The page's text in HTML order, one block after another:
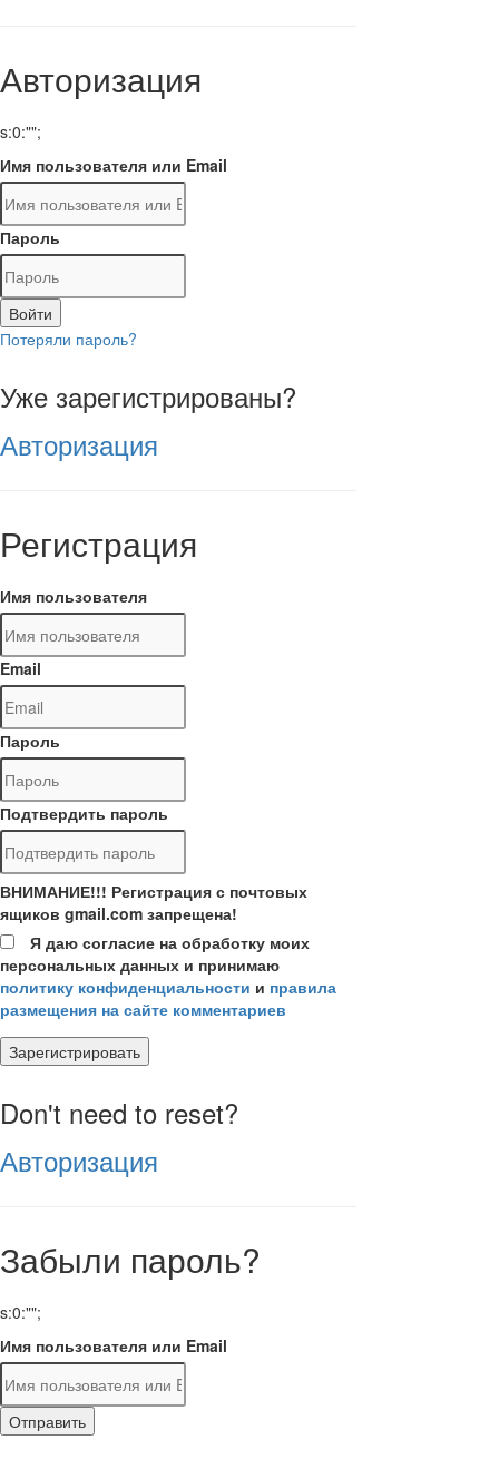
Авторизация
s:0:"";
Имя пользователя или Email
Пароль
Войти
Потеряли пароль?
Уже зарегистрированы?
Авторизация
Регистрация
Имя пользователя
Email
Пароль
Подтвердить пароль
ВНИМАНИЕ!!! Регистрация с почтовых
ящиков gmail.com запрещена!
Я даю согласие на обработку моих
персональных данных и принимаю
политику конфиденциальности и правила
размещения на сайте комментариев
Зарегистрировать
Don't need to reset?
Авторизация
Забыли пароль?
s:0:"";
Имя пользователя или Email
Отправить